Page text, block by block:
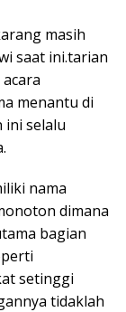
masih
saat ini.tarian
menantu di
ini selalu
nama
dimana
bagian
setinggi
tidaklah